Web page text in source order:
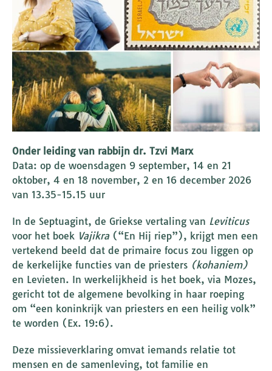
Onder leiding van rabbijn dr. Tzvi Marx
Data: op de woensdagen 9 september, 14 en 21
oktober, 4 en 18 november, 2 en 16 december 2026
van 13.35-15.15 uur
In de Septuagint, de Griekse vertaling van Leviticus
voor het boek Vajikra(“En Hij riep”), krijgt men een
vertekend beeld dat de primaire focus zou liggen op
de kerkelijke functies van de priesters (kohaniem)
en Levieten. In werkelijkheid is het boek, via Mozes,
gericht tot de algemene bevolking in haar roeping
om “een koninkrijk van priesters en een heilig volk”
te worden (Ex. 19:6).
Deze missieverklaring omvat iemands relatie tot
mensen en de samenleving, tot familie en